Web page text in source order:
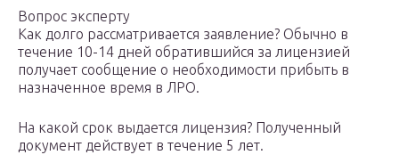
Вопрос эксперту
Как долго рассматривается заявление? Обычно в
течение 10-14 дней обратившийся за лицензией
получает сообщение о необходимости прибыть в
назначенное время в ЛРО.
На какой срок выдается лицензия? Полученный
документ действует в течение 5 лет.